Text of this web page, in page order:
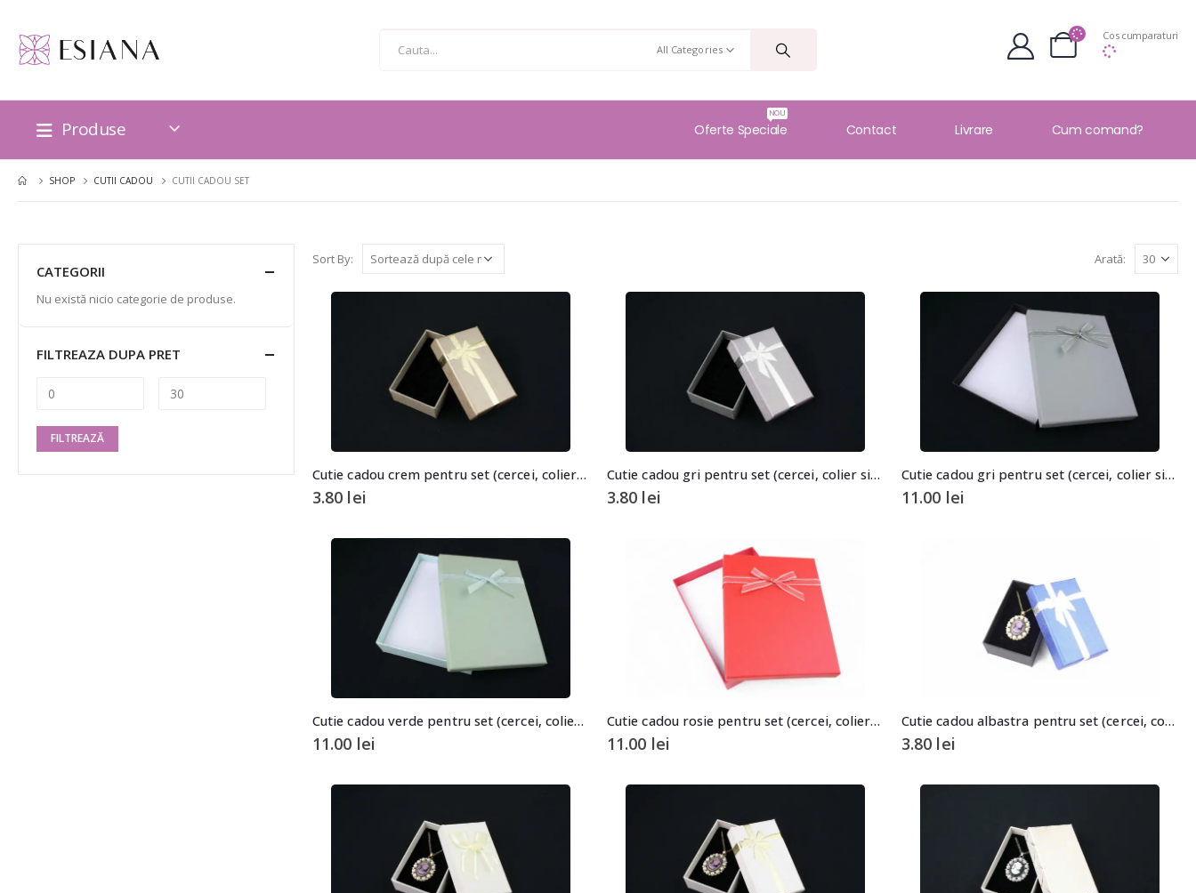
All Categories
Cos cumparaturi
Produse Oferte Speciale
NOU
Contact Livrare Cum comand?
SHOP CUTII CADOU CUTII CADOU SET
Sort By: Arată:
Cutie cadou crem pentru set (cercei, colier si inel)
3.80 lei
Cutie cadou gri pentru set (cercei, colier si inel)
3.80 lei
Cutie cadou gri pentru set (cercei, colier si inel)
11.00 lei
Cutie cadou verde pentru set (cercei, colier si inel)
11.00 lei
Cutie cadou rosie pentru set (cercei, colier si inel)
11.00 lei
Cutie cadou albastra pentru set (cercei, colier si inel)
3.80 lei
CATEGORII
Nu există nicio categorie de produse.
FILTREAZA DUPA PRET
FILTREAZĂ